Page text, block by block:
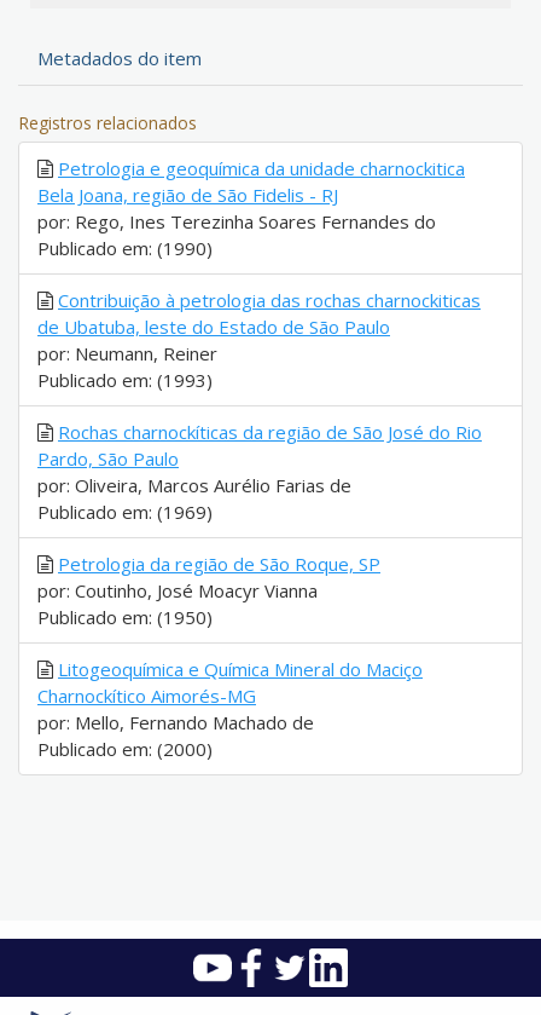
Metadados do item
Registros relacionados
Petrologia e geoquímica da unidade charnockitica
Bela Joana, região de São Fidelis - RJ
por: Rego, Ines Terezinha Soares Fernandes do
Publicado em: (1990)
Contribuição à petrologia das rochas charnockiticas
de Ubatuba, leste do Estado de São Paulo
por: Neumann, Reiner
Publicado em: (1993)
Rochas charnockíticas da região de São José do Rio
Pardo, São Paulo
por: Oliveira, Marcos Aurélio Farias de
Publicado em: (1969)
Petrologia da região de São Roque, SP
por: Coutinho, José Moacyr Vianna
Publicado em: (1950)
Litogeoquímica e Química Mineral do Maciço
Charnockítico Aimorés-MG
por: Mello, Fernando Machado de
Publicado em: (2000)